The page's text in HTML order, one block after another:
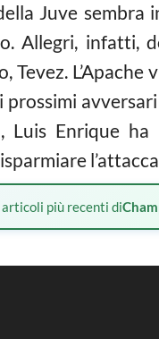
Juve
Allegri, infatti,
Tevez.
Luis Enrique
articoli più recenti di